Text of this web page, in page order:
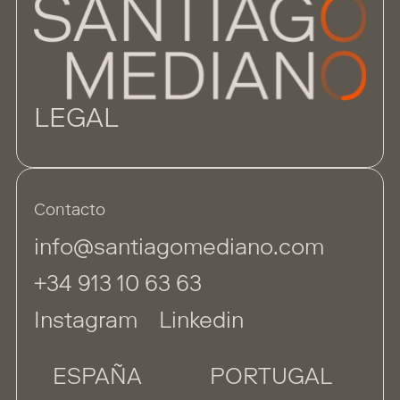
Contacto
info@santiagomediano.com
+34 913 10 63 63
Instagram
Linkedin
ESPAÑA PORTUGAL
LEGAL